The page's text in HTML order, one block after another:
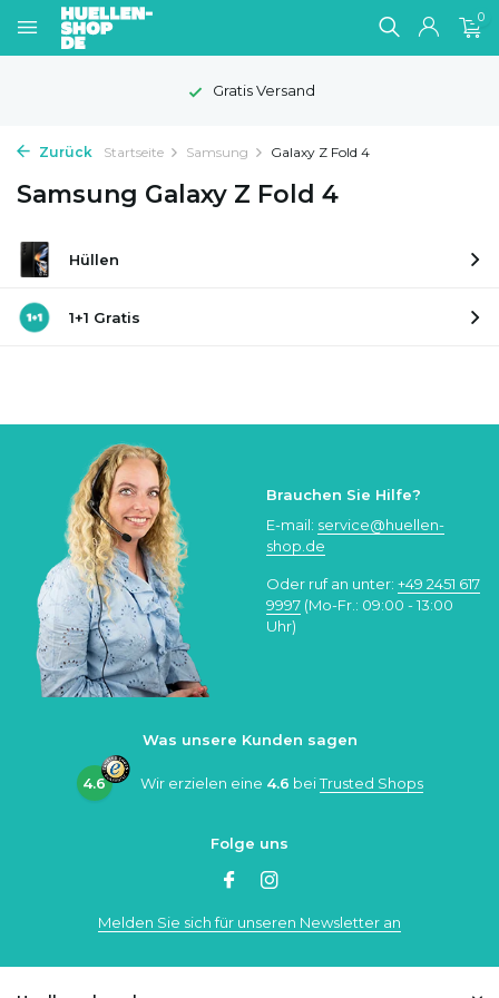
0
Gratis Versand
Zurück Startseite Samsung Galaxy Z Fold 4
Samsung Galaxy Z Fold 4
Hüllen
1+1 Gratis
Brauchen Sie Hilfe?
E-mail: service@huellen-
shop.de
Oder ruf an unter: +49 2451 617
9997 (Mo-Fr.: 09:00 - 13:00
Uhr)
Was unsere Kunden sagen
4.6 Wir erzielen eine 4.6 beiTrusted Shops
Folge uns
Melden Sie sich für unseren Newsletter an